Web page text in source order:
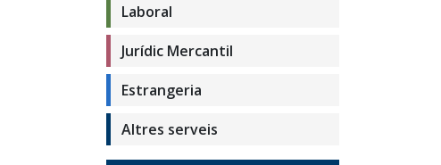
Laboral
Jurídic Mercantil
Estrangeria
Altres serveis